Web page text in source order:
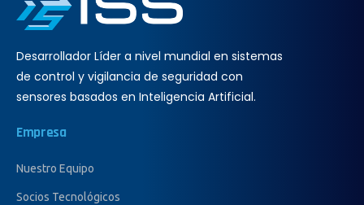
Desarrollador Líder a nivel mundial en sistemas
de control y vigilancia de seguridad con
sensores basados en Inteligencia Artificial.
Empresa
Nuestro Equipo
Socios Tecnológicos